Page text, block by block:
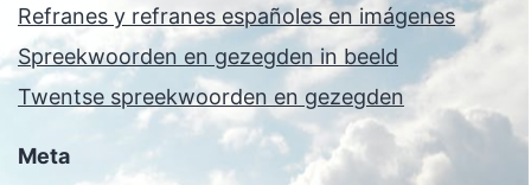
Refranes y refranes españoles en imágenes
Spreekwoorden en gezegden in beeld
Twentse spreekwoorden en gezegden
Meta